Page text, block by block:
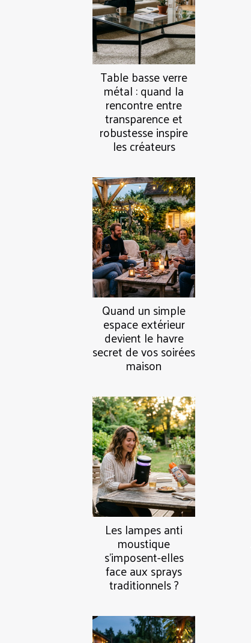
Table basse verre
métal : quand la
rencontre entre
transparence et
robustesse inspire
les créateurs
Quand un simple
espace extérieur
devient le havre
secret de vos soirées
maison
Les lampes anti
moustique
s’imposent-elles
face aux sprays
traditionnels ?